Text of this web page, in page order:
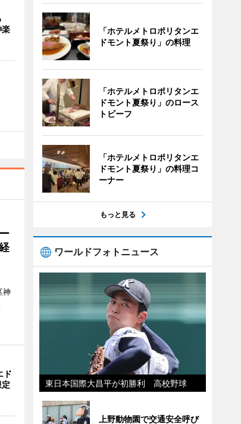
楽
神
ド
「ホテルメトロポリタンエ
ドモント夏祭り」の料理
「ホテルメトロポリタンエ
ドモント夏祭り」のロース
トビーフ
「ホテルメトロポリタンエ
ドモント夏祭り」の料理コ
ーナー
もっと見る
ワールドフォトニュース
東日本国際大昌平が初勝利 高校野球
上野動物園で交通安全呼び